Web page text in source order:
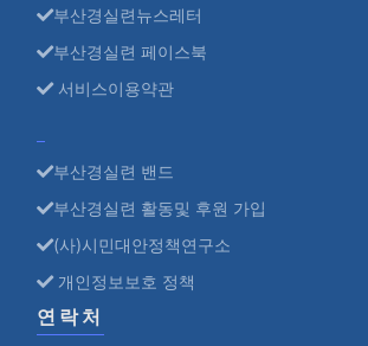
부산경실련뉴스레터
부산경실련 페이스북
서비스이용약관
부산경실련 밴드
부산경실련 활동및 후원 가입
(사)시민대안정책연구소
개인정보보호 정책
연락처